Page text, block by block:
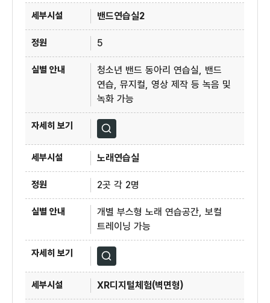
밴드연습실2
5
청소년 밴드 동아리 연습실, 밴드
연습, 뮤지컬, 영상 제작 등 녹음 및
녹화 가능
자세히보기
노래연습실
2곳 각 2명
개별 부스형 노래 연습공간, 보컬
트레이닝 가능
자세히보기
XR디지털체험(벽면형)